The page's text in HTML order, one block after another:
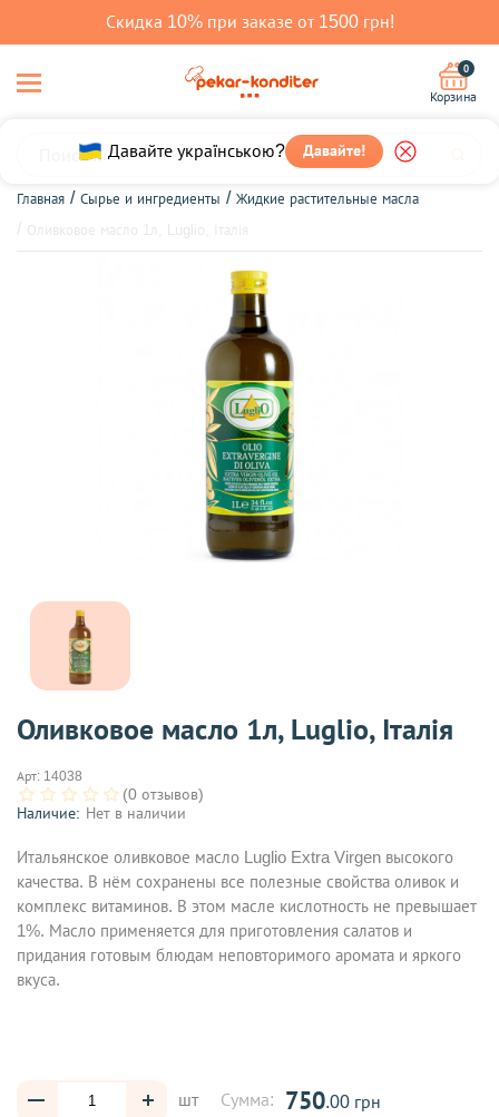
Скидка 10% при заказе от 1500 грн!
Давайте українською? Давайте!
0
Корзина
Главная Сырье и ингредиенты
Жидкие растительные масла
Оливковое масло 1л, Luglio, Італія
Арт: 14038
(0 отзывов)
Наличие: Нет в наличии
Итальянское оливковое масло Luglio Extra Virgen высокого
качества. В нём сохранены все полезные свойства оливок и
комплекс витаминов. В этом масле кислотность не превышает
1%. Масло применяется для приготовления салатов и
придания готовым блюдам неповторимого аромата и яркого
вкуса.
шт Сумма: 750.00 грн